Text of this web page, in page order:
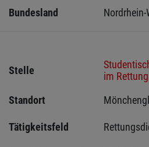
Bundesland
Stelle
im
Standort
Tätigkeitsfeld